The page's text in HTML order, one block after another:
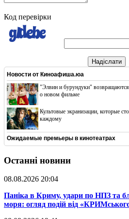
Код перевірки
Надіслати
Новости от Киноафиша.юа
"Элвин и бурундуки"
о новом фильме
Культовые экранизации, которые
каждому
Ожидаемые премьеры в кинотеатрах
Останні новини
08.08.2026 20:04
Паніка в Криму, удари по НПЗ та
моря: огляд подій від